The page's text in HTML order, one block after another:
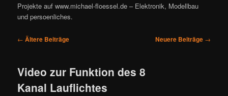
Projekte auf www.michael-floessel.de – Elektronik, Modellbau
und persoenliches.
Beitragsnavigation
← Ältere Beiträge Neuere Beiträge →
Video zur Funktion des 8
Kanal Lauflichtes